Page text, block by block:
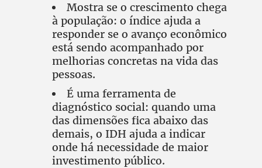
Mostra se o crescimento chega
à população: o índice ajuda a
responder se o avanço econômico
está sendo acompanhado por
melhorias concretas na vida das
pessoas.
É uma ferramenta de
diagnóstico social: quando uma
das dimensões fica abaixo das
demais, o IDH ajuda a indicar
onde há necessidade de maior
investimento público.